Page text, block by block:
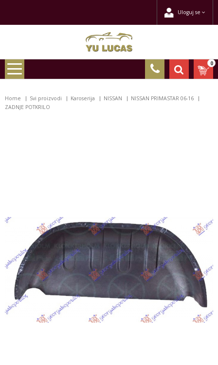
Uloguj se
0
Home Svi proizvodi Karoserija NISSAN
NISSAN PRIMASTAR 06-16
ZADNJE POTKRILO